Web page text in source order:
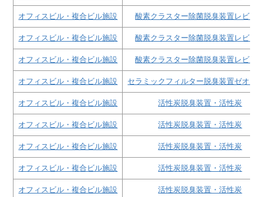
オフィスビル・複合ビル施設 酸素クラスター除菌脱臭装置レビオ
オフィスビル・複合ビル施設 酸素クラスター除菌脱臭装置レビオ
オフィスビル・複合ビル施設 酸素クラスター除菌脱臭装置レビオ
オフィスビル・複合ビル施設 セラミックフィルター脱臭装置ゼオガ
オフィスビル・複合ビル施設 活性炭脱臭装置・活性炭
オフィスビル・複合ビル施設 活性炭脱臭装置・活性炭
オフィスビル・複合ビル施設 活性炭脱臭装置・活性炭
オフィスビル・複合ビル施設 活性炭脱臭装置・活性炭
オフィスビル・複合ビル施設 活性炭脱臭装置・活性炭